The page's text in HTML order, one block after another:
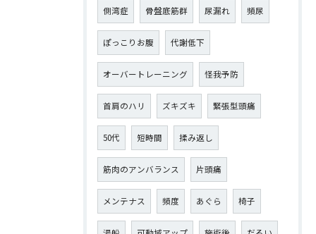
側湾症 骨盤底筋群 尿漏れ 頻尿
ぽっこりお腹 代謝低下
オーバートレーニング 怪我予防
首肩のハリ ズキズキ 緊張型頭痛
50代 短時間 揉み返し
筋肉のアンバランス 片頭痛
メンテナス 頻度 あぐら 椅子